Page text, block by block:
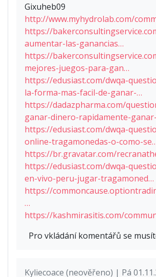
Gixuheb09
http://www.myhydrolab.com/
https://
aumentar-las-ganancias…
https://
mejores-juegos-para-gan…
https://edusiast.com/dwqa-
la-forma-mas-facil-de-ganar-…
https://dadazpharma.com/
ganar-dinero-rapidamente-
https://edusiast.com/dwqa-
online-tragamonedas-o-como-
https://br.gravatar.com/
https://edusiast.com/dwqa-
en-vivo-peru-jugar-tragamoned…
https://
…
https://kashmirasitis.com/
Pro vkládání komentářů se
Kyliecoace (neověřeno) | Pá